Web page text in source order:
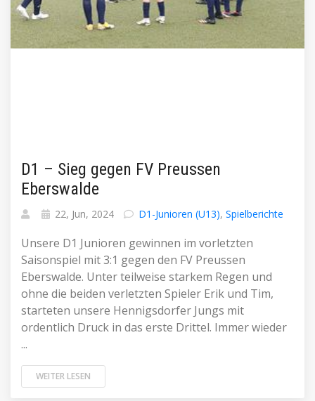
D1 – Sieg gegen FV Preussen
Eberswalde
22, Jun, 2024 D1-Junioren (U13), Spielberichte
Unsere D1 Junioren gewinnen im vorletzten
Saisonspiel mit 3:1 gegen den FV Preussen
Eberswalde. Unter teilweise starkem Regen und
ohne die beiden verletzten Spieler Erik und Tim,
starteten unsere Hennigsdorfer Jungs mit
ordentlich Druck in das erste Drittel. Immer wieder
...
WEITER LESEN